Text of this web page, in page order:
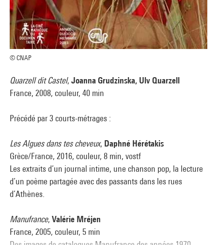
© CNAP
Quarzell dit Castel, Joanna Grudzinska, Ulv Quarzell
France, 2008, couleur, 40 min
Précédé par 3 courts-métrages :
Les Algues dans tes cheveux, Daphné Hérétakis
Grèce/France, 2016, couleur, 8 min, vostf
Les extraits d’un journal intime, une chanson pop, la lecture
d’un poème partagée avec des passants dans les rues
d’Athènes.
Manufrance, Valérie Mréjen
France, 2005, couleur, 5 min